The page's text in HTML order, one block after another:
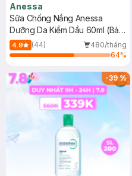
Anessa
Sữa Chống Nắng Anessa
Dưỡng Da Kiềm Dầu 60ml (Bản
Mới)
4.9 (44)
480/tháng
64%
-39%